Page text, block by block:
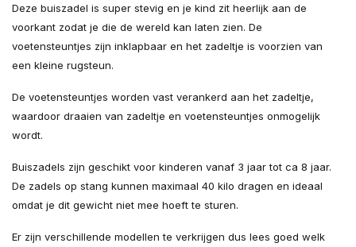
Deze buiszadel is super stevig en je kind zit heerlijk aan de
voorkant zodat je die de wereld kan laten zien. De
voetensteuntjes zijn inklapbaar en het zadeltje is voorzien van
een kleine rugsteun.
De voetensteuntjes worden vast verankerd aan het zadeltje,
waardoor draaien van zadeltje en voetensteuntjes onmogelijk
wordt.
Buiszadels zijn geschikt voor kinderen vanaf 3 jaar tot ca 8 jaar.
De zadels op stang kunnen maximaal 40 kilo dragen en ideaal
omdat je dit gewicht niet mee hoeft te sturen.
Er zijn verschillende modellen te verkrijgen dus lees goed welk